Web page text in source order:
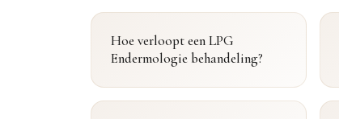
Hoe verloopt een LPG
Endermologie behandeling?